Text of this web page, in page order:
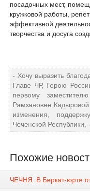
посадочных мест,
кружковой работы,
эффективной
творчества и досуга
- Хочу выразить
Главе ЧР, Герою
первому
Рамзановне
изменения,
Чеченской
Похожие
ЧЕЧНЯ. В Беркат-юрте